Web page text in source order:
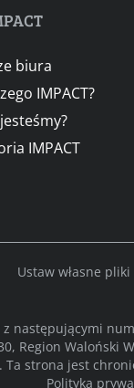
biura
IMPACT?
IMPACT
Ustaw własne pliki
następującymi
Region Waloński
Ta strona jest
Polityka